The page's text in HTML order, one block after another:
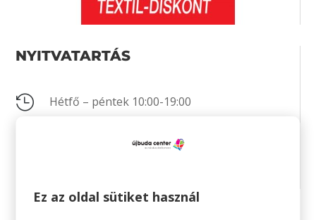
NYITVATARTÁS
 Hétfő – péntek 10:00-19:00
Ez az oldal sütiket használ